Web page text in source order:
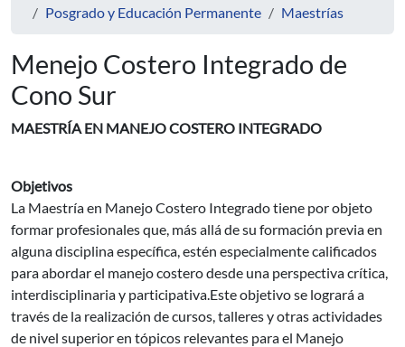
Posgrado y Educación Permanente
Maestrías
Menejo Costero Integrado de
Cono Sur
MAESTRÍA EN MANEJO COSTERO INTEGRADO
Objetivos
La Maestría en Manejo Costero Integrado tiene por objeto
formar profesionales que, más allá de su formación previa en
alguna disciplina específica, estén especialmente calificados
para abordar el manejo costero desde una perspectiva crítica,
interdisciplinaria y participativa.Este objetivo se logrará a
través de la realización de cursos, talleres y otras actividades
de nivel superior en tópicos relevantes para el Manejo